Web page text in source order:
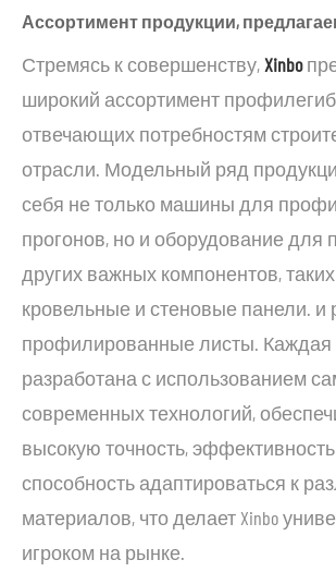
Ассортимент продукции,
Стремясь к совершенству,Xinbo
широкий ассортимент
отвечающих потребностям
отрасли. Модельный ряд
себя не только машины для
прогонов, но и оборудование для
других важных компонентов,
кровельные и стеновые панели. и
профилированные листы.
разработана с использованием
современных технологий,
высокую точность,
способность адаптироваться к
материалов, что делает Xinbo
игроком на рынке.